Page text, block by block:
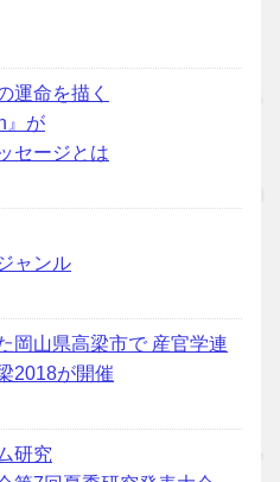
運命を描く
』が
セージとは
ャンル
岡山県高梁市で 産官学連
2018が開催
研究